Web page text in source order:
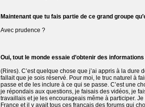
Maintenant que tu fais partie de ce grand groupe
Avec prudence ?
Oui, tout le monde essaie d’obtenir des
(Rires). C’est quelque chose que j’ai appris à la dure
fallait que je sois réservé. Pour moi, le truc naturel à
passe et de les inclure à ce qui se passe. C’est une
je répondais aux questions, je faisais des vidéos, je
travaillais et je les encourageais même à participer.
France et il y avait tous ces français des forums qui